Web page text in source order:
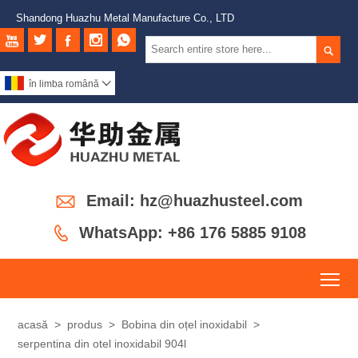
Shandong Huazhu Metal Manufacture Co., LTD

    
în limba română 
 Email: hz@huazhusteel.com
 WhatsApp: +86 176 5885 9108
acasă > produs > Bobina din oțel inoxidabil >
serpentina din otel inoxidabil 904l